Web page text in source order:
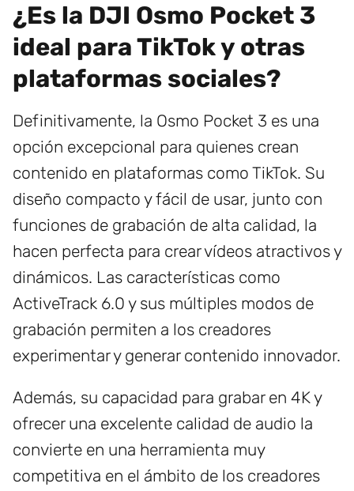
¿Es la DJI Osmo Pocket 3
ideal para TikTok y otras
plataformas sociales?
Definitivamente, la Osmo Pocket 3 es una
opción excepcional para quienes crean
contenido en plataformas como TikTok. Su
diseño compacto y fácil de usar, junto con
funciones de grabación de alta calidad, la
hacen perfecta para crear vídeos atractivos y
dinámicos. Las características como
ActiveTrack 6.0 y sus múltiples modos de
grabación permiten a los creadores
experimentar y generar contenido innovador.
Además, su capacidad para grabar en 4K y
ofrecer una excelente calidad de audio la
convierte en una herramienta muy
competitiva en el ámbito de los creadores